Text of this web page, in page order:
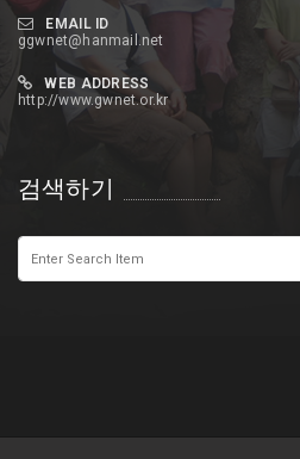
EMAIL ID
ggwnet@hanmail.net
WEB ADDRESS
http://www.gwnet.or.kr
검색하기